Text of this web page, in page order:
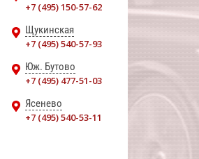
+7 (495) 150-57-62
Щукинская
+7 (495) 540-57-93
Юж. Бутово
+7 (495) 477-51-03
Ясенево
+7 (495) 540-53-11